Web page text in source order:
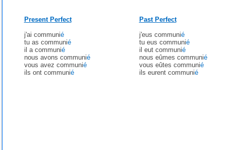
Present Perfect
j'ai communié
tu as communié
il a communié
nous avons communié
vous avez communié
ils ont communié
Past Perfect
j'eus communié
tu eus communié
il eut communié
nous eûmes communié
vous eûtes communié
ils eurent communié